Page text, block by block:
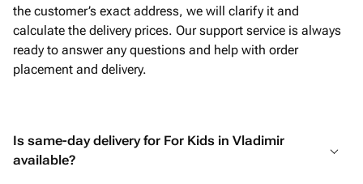
the customer’s exact address, we will clarify it and
calculate the delivery prices. Our support service is always
ready to answer any questions and help with order
placement and delivery.
Is same-day delivery for For Kids in Vladimir
available?